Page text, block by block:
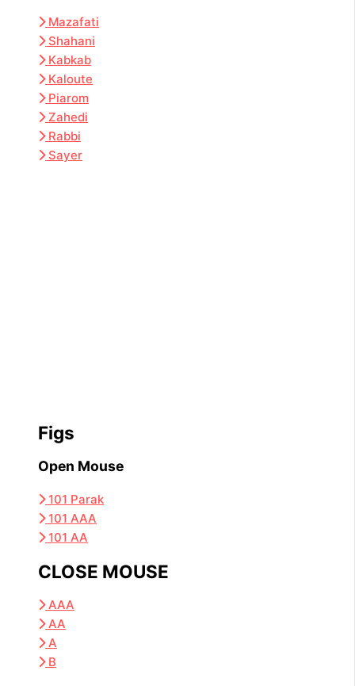
Mazafati
Shahani
Kabkab
Kaloute
Piarom
Zahedi
Rabbi
Sayer
Figs
Open Mouse
101 Parak
101 AAA
101 AA
CLOSE MOUSE
AAA
AA
A
B